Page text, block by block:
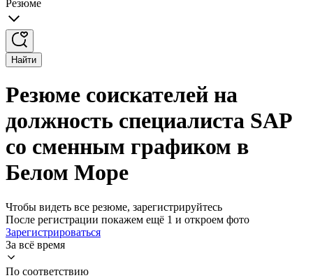
Резюме
Найти
Резюме соискателей на
должность специалиста SAP
со сменным графиком в
Белом Море
Чтобы видеть все резюме, зарегистрируйтесь
После регистрации покажем ещё 1 и откроем фото
Зарегистрироваться
За всё время
По соответствию